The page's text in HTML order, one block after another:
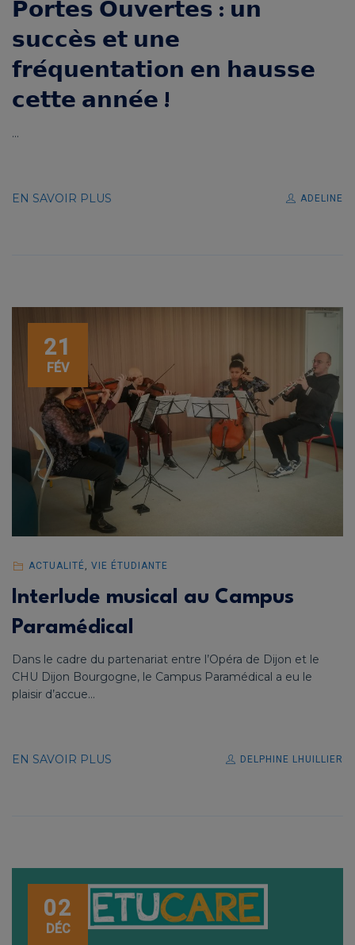
𝗣𝗼𝗿𝘁𝗲𝘀 𝗢𝘂𝘃𝗲𝗿𝘁𝗲𝘀 : 𝘂𝗻
𝘀𝘂𝗰𝗰𝗲̀𝘀 𝗲𝘁 𝘂𝗻𝗲
𝗳𝗿𝗲́𝗾𝘂𝗲𝗻𝘁𝗮𝘁𝗶𝗼𝗻 𝗲𝗻 𝗵𝗮𝘂𝘀𝘀𝗲
𝗰𝗲𝘁𝘁𝗲 𝗮𝗻𝗻𝗲́𝗲 !
...
EN SAVOIR PLUS ADELINE
21
FÉV
ACTUALITÉ, VIE ÉTUDIANTE
Interlude musical au Campus
Paramédical
Dans le cadre du partenariat entre l’Opéra de Dijon et le
CHU Dijon Bourgogne, le Campus Paramédical a eu le
plaisir d’accue...
EN SAVOIR PLUS DELPHINE LHUILLIER
02
DÉC